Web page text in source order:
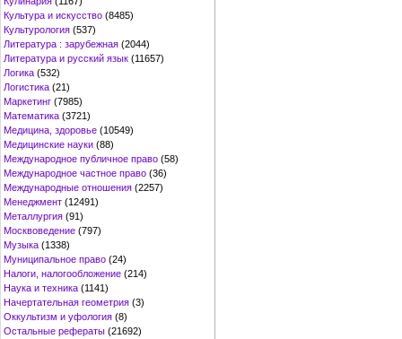
Культура и искусство (8485)
Культурология (537)
Литература : зарубежная (2044)
Литература и русский язык (11657)
Логика (532)
Логистика (21)
Маркетинг (7985)
Математика (3721)
Медицина, здоровье (10549)
Медицинские науки (88)
Международное публичное право (58)
Международное частное право (36)
Международные отношения (2257)
Менеджмент (12491)
Металлургия (91)
Москвоведение (797)
Музыка (1338)
Муниципальное право (24)
Налоги, налогообложение (214)
Наука и техника (1141)
Начертательная геометрия (3)
Оккультизм и уфология (8)
Остальные рефераты (21692)